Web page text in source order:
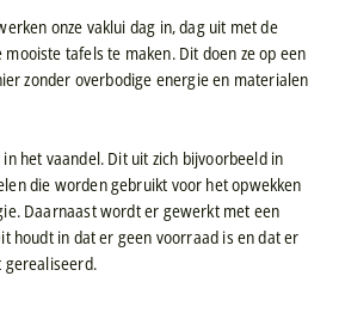
onze vaklui dag in, dag uit met de
tafels te maken. Dit doen ze op een
zonder overbodige energie en materialen
het vaandel. Dit uit zich bijvoorbeeld in
die worden gebruikt voor het opwekken
Daarnaast wordt er gewerkt met een
houdt in dat er geen voorraad is en dat er